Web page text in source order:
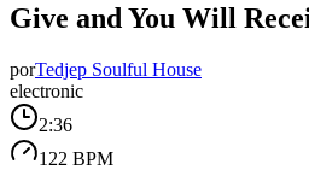
Give and You Will
porTedjep Soulful House
electronic
2:36
122 BPM